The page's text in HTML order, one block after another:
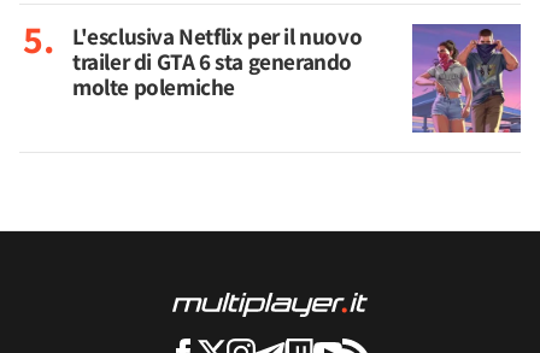
L'esclusiva Netflix per il nuovo
trailer di GTA 6 sta generando
molte polemiche